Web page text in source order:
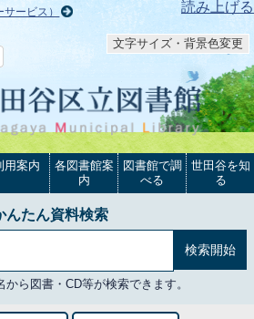
読み上げる
ービス）
文字サイズ・背景色変更
用案内
各図書館案
内
図書館で調
べる
世田谷を知
る
んたん資料検索
から図書・CD等が検索できます。